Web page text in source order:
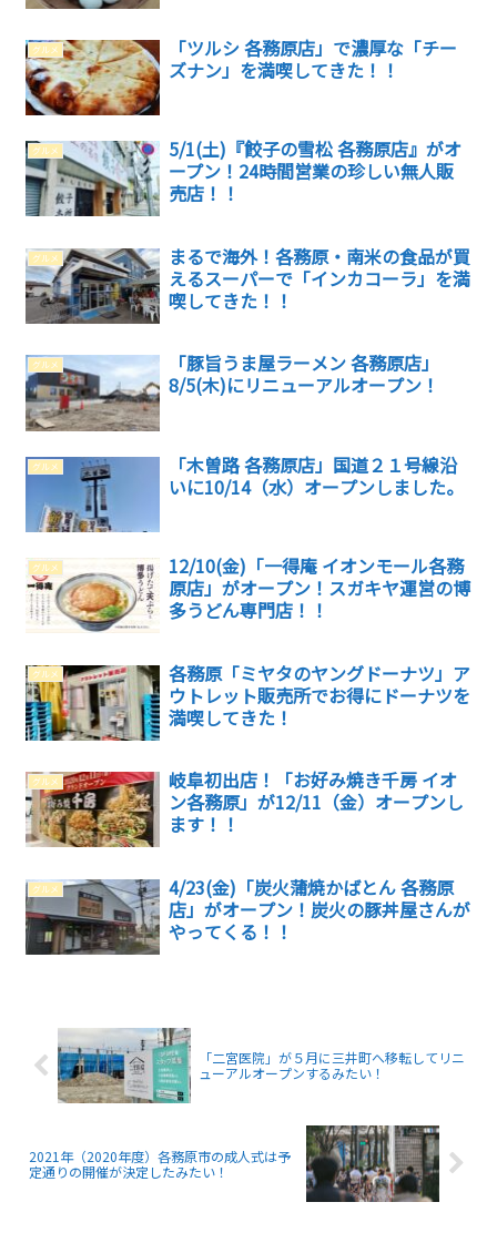
グルメ
「ツルシ 各務原店」で濃厚な「チー
ズナン」を満喫してきた！！
グルメ
5/1(土)『餃子の雪松 各務原店』がオ
ープン！24時間営業の珍しい無人販
売店！！
グルメ
まるで海外！各務原・南米の食品が買
えるスーパーで「インカコーラ」を満
喫してきた！！
グルメ
「豚旨うま屋ラーメン 各務原店」
8/5(木)にリニューアルオープン！
グルメ
「木曽路 各務原店」国道２１号線沿
いに10/14（水）オープンしました。
グルメ
12/10(金)「一得庵 イオンモール各務
原店」がオープン！スガキヤ運営の博
多うどん専門店！！
グルメ
各務原「ミヤタのヤングドーナツ」ア
ウトレット販売所でお得にドーナツを
満喫してきた！
グルメ
岐阜初出店！「お好み焼き千房 イオ
ン各務原」が12/11（金）オープンし
ます！！
グルメ
4/23(金)「炭火蒲焼かばとん 各務原
店」がオープン！炭火の豚丼屋さんが
やってくる！！
「二宮医院」が５月に三井町へ移転してリニ
ューアルオープンするみたい！
2021年（2020年度）各務原市の成人式は予
定通りの開催が決定したみたい！